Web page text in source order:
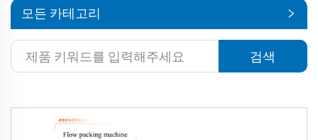
모든 카테고리
검색